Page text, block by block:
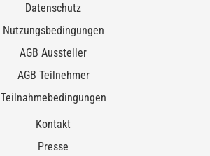
Datenschutz
Nutzungsbedingungen
AGB Aussteller
AGB Teilnehmer
Teilnahmebedingungen
Kontakt
Presse